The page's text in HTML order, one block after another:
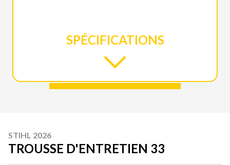
SPÉCIFICATIONS
STIHL 2026
TROUSSE D'ENTRETIEN 33